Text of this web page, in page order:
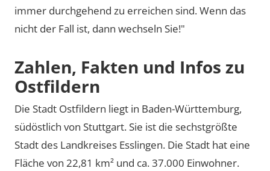
immer durchgehend zu erreichen sind. Wenn das
nicht der Fall ist, dann wechseln Sie!"
Zahlen, Fakten und Infos zu
Ostfildern
Die Stadt Ostfildern liegt in Baden-Württemburg,
südöstlich von Stuttgart. Sie ist die sechstgrößte
Stadt des Landkreises Esslingen. Die Stadt hat eine
Fläche von 22,81 km² und ca. 37.000 Einwohner.